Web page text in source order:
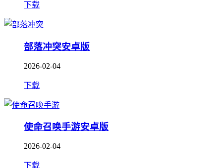
下载
部落冲突安卓版
2026-02-04
下载
使命召唤手游安卓版
2026-02-04
下载